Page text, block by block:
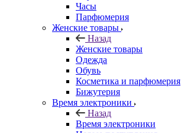
Часы
Парфюмерия
Женские товары
Назад
Женские товары
Одежда
Обувь
Косметика и парфюмерия
Бижутерия
Время электроники
Назад
Время электроники